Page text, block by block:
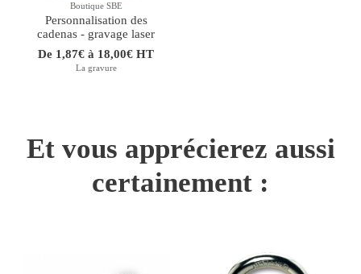
Boutique SBE
Personnalisation des
cadenas - gravage laser
De 1,87€ à 18,00€ HT
La gravure
Et vous apprécierez aussi
certainement :